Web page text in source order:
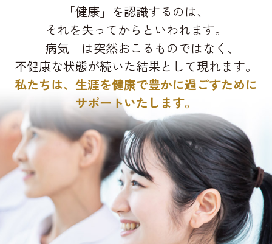
「健康」を認識するのは、
それを失ってからといわれます。
「病気」は突然おこるものではなく、
不健康な状態が続いた結果として現れます。
私たちは、生涯を健康で豊かに過ごすために
サポートいたします。